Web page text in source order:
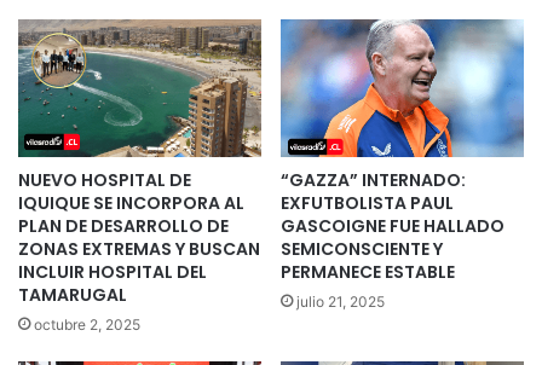
NUEVO HOSPITAL DE
IQUIQUE SE INCORPORA AL
PLAN DE DESARROLLO DE
ZONAS EXTREMAS Y BUSCAN
INCLUIR HOSPITAL DEL
TAMARUGAL
octubre 2, 2025
“GAZZA” INTERNADO:
EXFUTBOLISTA PAUL
GASCOIGNE FUE HALLADO
SEMICONSCIENTE Y
PERMANECE ESTABLE
julio 21, 2025